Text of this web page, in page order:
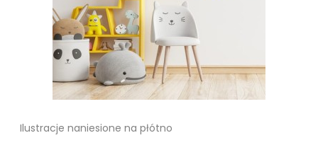
Ilustracje naniesione na płótno